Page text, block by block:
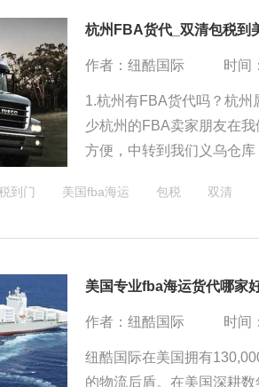
杭州FBA货代_双清包税到
作者：纽酷国际 时间
1.杭州有FBA货代吗？杭
少杭州的FBA卖家朋友在
方便，中转到我们义乌仓库
到门 美国fba海运 包税 双清
美国专业fba海运货代哪家
作者：纽酷国际 时间
纽酷国际在美国拥有
的物流后盾。在美国深耕